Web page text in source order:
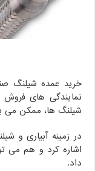
خرید عمده شیلنگ
نمایندگی های فروش
شیلنگ ها، ممکن می
در زمینه آبیاری و
اشاره کرد و هم می
داد.